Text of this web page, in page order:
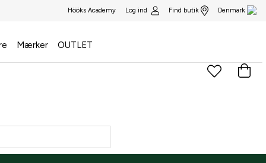
Hööks Academy Log ind Find butik Denmark
Mærker OUTLET